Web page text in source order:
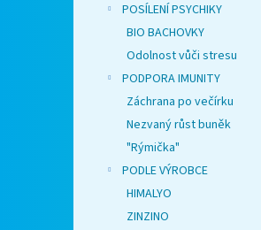
POSÍLENÍ PSYCHIKY
BIO BACHOVKY
Odolnost vůči stresu
PODPORA IMUNITY
Záchrana po večírku
Nezvaný růst buněk
"Rýmička"
PODLE VÝROBCE
HIMALYO
ZINZINO